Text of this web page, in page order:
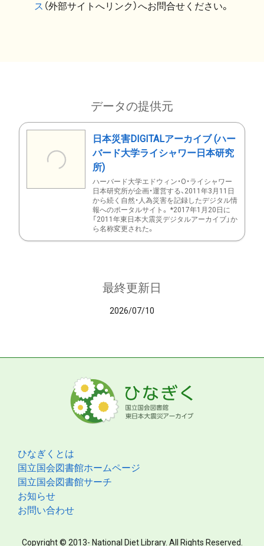
ス （外部サイトへリンク）へお問合せください。
データの提供元
日本災害DIGITALアーカイブ (ハー
バード大学ライシャワー日本研究
所)
ハーバード大学エドウィン・O・ライシャワー
日本研究所が企画・運営する、2011年3月11日
から続く自然・人為災害を記録したデジタル情
報へのポータルサイト。 *2017年1月20日に
「2011年東日本大震災デジタルアーカイブ」か
ら名称変更された。
最終更新日
2026/07/10
ひなぎくとは
国立国会図書館ホームページ
国立国会図書館サーチ
お知らせ
お問い合わせ
Copyright © 2013- National Diet Library. All Rights Reserved.